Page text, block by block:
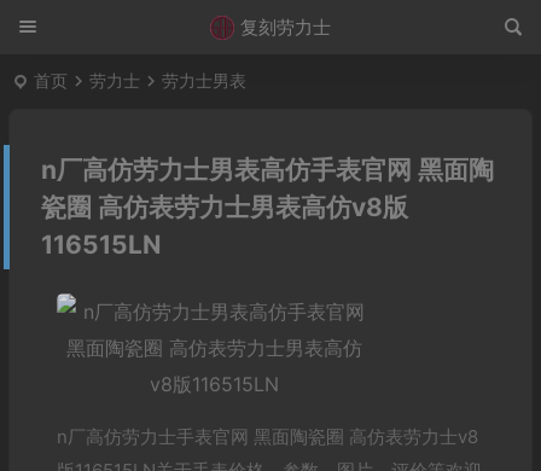
复刻劳力士
首页 劳力士 劳力士男表
n厂高仿劳力士男表高仿手表官网 黑面陶
瓷圈 高仿表劳力士男表高仿v8版
116515LN
n厂高仿劳力士手表官网 黑面陶瓷圈 高仿表劳力士v8